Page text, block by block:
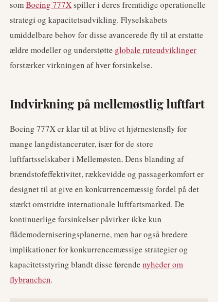
somBoeing 777Xspiller i deres fremtidige operationelle
strategi og kapacitetsudvikling. Flyselskabets
umiddelbare behov for disse avancerede fly til at erstatte
ældre modeller og understøtte globale ruteudviklinger
forstærker virkningen af hver forsinkelse.
Indvirkning på mellemøstlig luftfart
Boeing 777X er klar til at blive et hjørnestensfly for
mange langdistanceruter, især for de store
luftfartsselskaber i Mellemøsten. Dens blanding af
brændstofeffektivitet, rækkevidde og passagerkomfort er
designet til at give en konkurrencemæssig fordel på det
stærkt omstridte internationale luftfartsmarked. De
kontinuerlige forsinkelser påvirker ikke kun
flådemoderniseringsplanerne, men har også bredere
implikationer for konkurrencemæssige strategier og
kapacitetsstyring blandt disse førende nyheder om
flybranchen.